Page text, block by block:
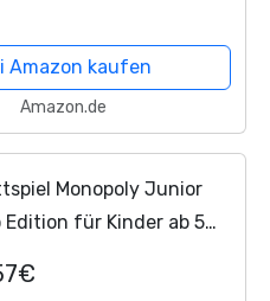
4,13 x 26,67 x 26,67
Amazon kaufen
Amazon.de
Monopoly Junior
Edition für Kinder ab 5
Mario, Peach, Yoshi oder